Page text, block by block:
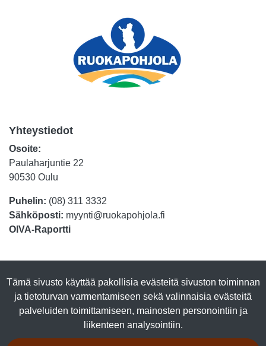
Tämä sivusto käyttää pakollisia evästeitä sivuston toiminnan
ja tietoturvan varmentamiseen sekä valinnaisia evästeitä
palveluiden toimittamiseen, mainosten personointiin ja
liikenteen analysointiin.
Yhteystiedot
Osoite:
Paulaharjuntie 22
90530 Oulu
Puhelin: (08) 311 3332
Sähköposti: myynti@ruokapohjola.fi
OIVA-Raportti
Luomutuotteet
Lihasäilykkeet
Kalasäilykkeet